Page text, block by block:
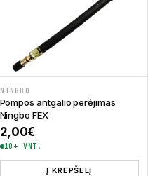
NINGBO
Pompos antgalio perėjimas
Ningbo FEX
2,00€
10+ VNT.
Į KREPŠELĮ